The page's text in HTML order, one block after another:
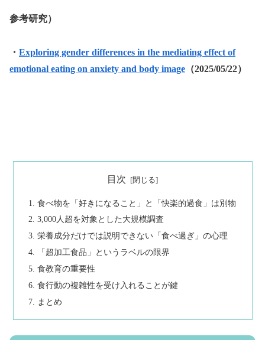
参考研究）
・ Exploring gender differences in the mediating effect of
emotional eating on anxiety and body image （2025/05/22）
目次
食べ物を「好きになること」と「快楽的過食」は別物
3,000人超を対象とした大規模調査
栄養成分だけでは説明できない「食べ過ぎ」の心理
「超加工食品」というラベルの限界
食教育の重要性
食行動の複雑性を受け入れることが鍵
まとめ